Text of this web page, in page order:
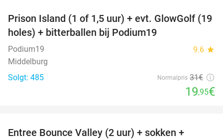
36%
Prison Island (1 of 1,5 uur) + evt. GlowGolf (19
holes) + bitterballen bij Podium19
Podium19 9.6 star
Middelburg
Solgt: 485
Normalpris 31€
19,95€
Entree Bounce Valley (2 uur) + sokken +